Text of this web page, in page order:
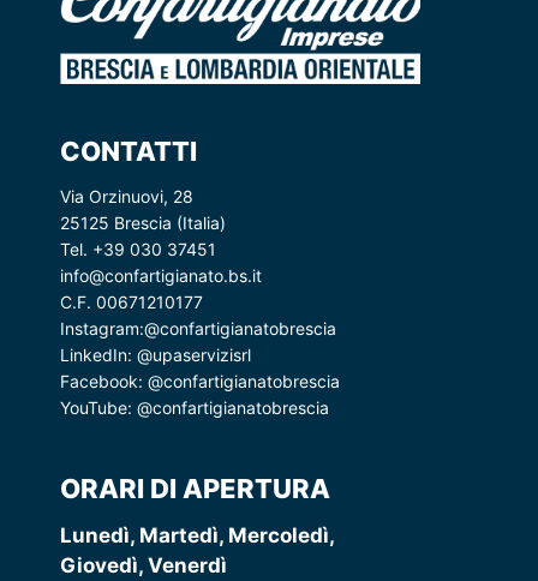
CONTATTI
Via Orzinuovi, 28
25125 Brescia (Italia)
Tel. +39 030 37451
info@confartigianato.bs.it
C.F. 00671210177
Instagram:@confartigianatobrescia
LinkedIn: @upaservizisrl
Facebook: @confartigianatobrescia
YouTube: @confartigianatobrescia
ORARI DI APERTURA
Lunedì, Martedì, Mercoledì,
Giovedì, Venerdì